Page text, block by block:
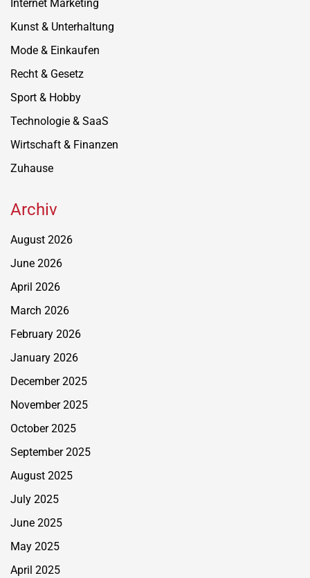
Internet Marketing
Kunst & Unterhaltung
Mode & Einkaufen
Recht & Gesetz
Sport & Hobby
Technologie & SaaS
Wirtschaft & Finanzen
Zuhause
Archiv
August 2026
June 2026
April 2026
March 2026
February 2026
January 2026
December 2025
November 2025
October 2025
September 2025
August 2025
July 2025
June 2025
May 2025
April 2025